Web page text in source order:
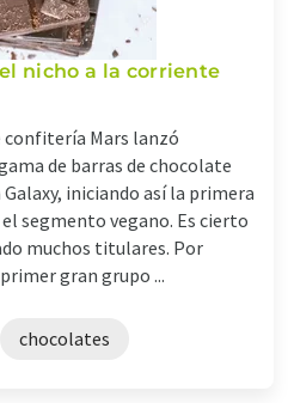
nicho a la corriente
confitería Mars lanzó
de barras de chocolate
iniciando así la primera
segmento vegano. Es cierto
muchos titulares. Por
gran grupo ...
chocolates